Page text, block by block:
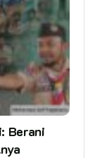
Berani